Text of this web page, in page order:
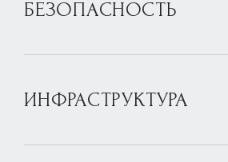
БЕЗОПАСНОСТЬ
ИНФРАСТРУКТУРА